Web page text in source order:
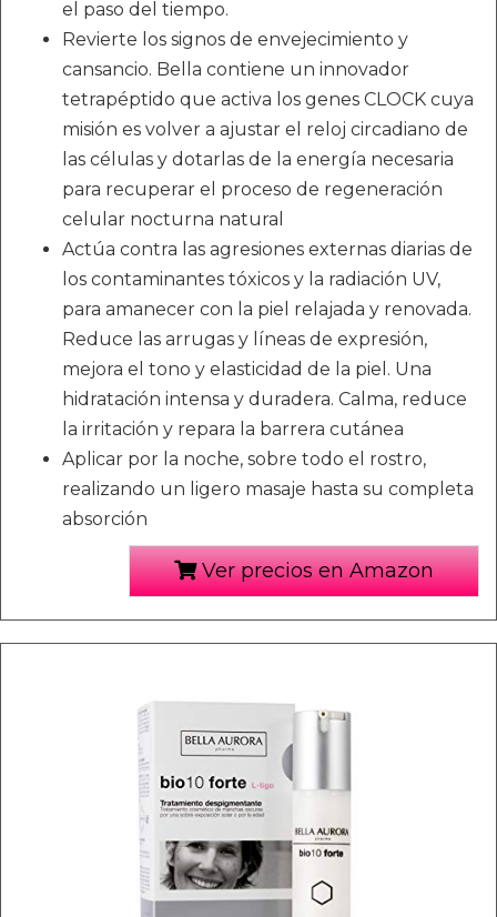
el paso del tiempo.
Revierte los signos de envejecimiento y
cansancio. Bella contiene un innovador
tetrapéptido que activa los genes CLOCK cuya
misión es volver a ajustar el reloj circadiano de
las células y dotarlas de la energía necesaria
para recuperar el proceso de regeneración
celular nocturna natural
Actúa contra las agresiones externas diarias de
los contaminantes tóxicos y la radiación UV,
para amanecer con la piel relajada y renovada.
Reduce las arrugas y líneas de expresión,
mejora el tono y elasticidad de la piel. Una
hidratación intensa y duradera. Calma, reduce
la irritación y repara la barrera cutánea
Aplicar por la noche, sobre todo el rostro,
realizando un ligero masaje hasta su completa
absorción
Ver precios en Amazon